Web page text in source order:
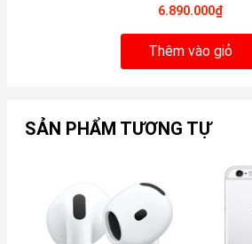
6.890.000₫
Thêm vào giỏ
SẢN PHẨM TƯƠNG TỰ